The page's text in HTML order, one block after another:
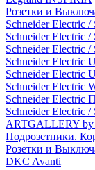
Розетки и
Schneider Electric
Schneider Electric /
Schneider Electric
Schneider Electric
Schneider Electric
Schneider Electric
Schneider Electric
Schneider Electric
ARTGALLERY by
Подрозетники.
Розетки и
DKC Avanti